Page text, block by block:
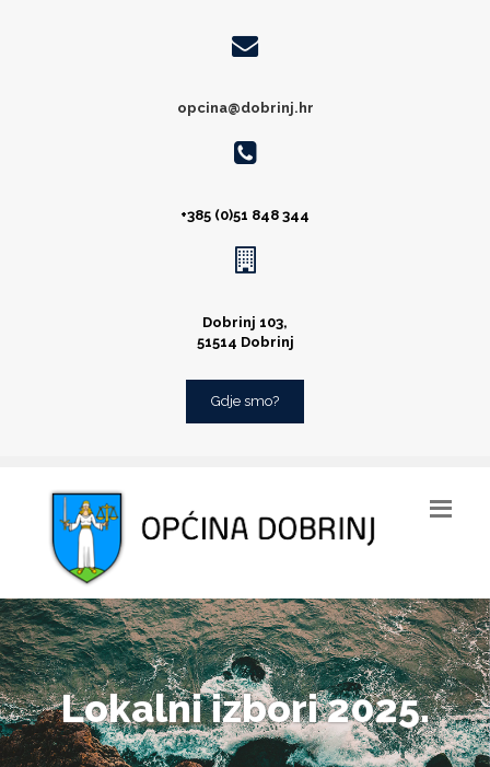
opcina@dobrinj.hr
+385 (0)51 848 344
Dobrinj 103,
51514 Dobrinj
Gdje smo?
Lokalni izbori 2025.